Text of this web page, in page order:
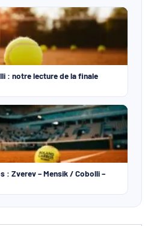
: notre lecture de la finale
: Zverev – Mensik / Cobolli –